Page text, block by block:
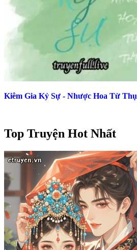
Kiêm Gia Kỷ Sự - Nhược Hoa Từ Thụ
Top Truyện Hot Nhất